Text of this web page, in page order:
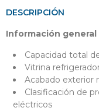
DESCRIPCIÓN
Información general
Capacidad total
Vitrina
Acabado exterior
Clasificación de
eléctricos